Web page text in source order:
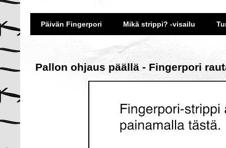
Päivän Fingerpori Mikä strippi? -visailu
Pallon ohjaus päällä - Fingerpori